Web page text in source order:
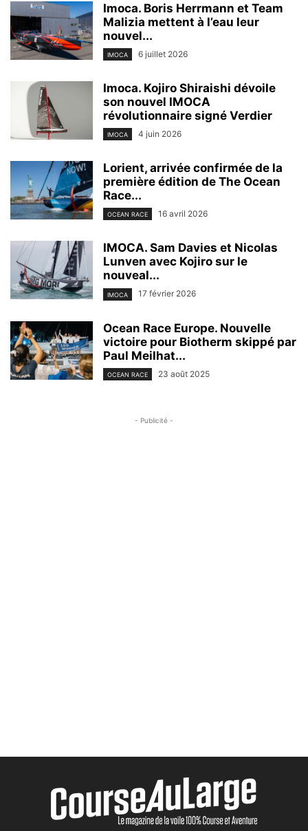
Imoca. Boris Herrmann et Team
Malizia mettent à l’eau leur
nouvel...
IMOCA 6 juillet 2026
Imoca. Kojiro Shiraishi dévoile
son nouvel IMOCA
révolutionnaire signé Verdier
IMOCA 4 juin 2026
Lorient, arrivée confirmée de la
première édition de The Ocean
Race...
OCEAN RACE 16 avril 2026
IMOCA. Sam Davies et Nicolas
Lunven avec Kojiro sur le
nouveal...
IMOCA 17 février 2026
Ocean Race Europe. Nouvelle
victoire pour Biotherm skippé par
Paul Meilhat...
OCEAN RACE 23 août 2025
- Publicité -